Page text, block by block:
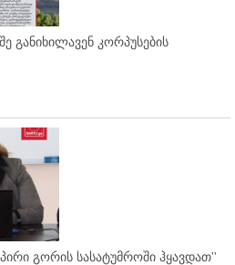
განიხილავენ კორპუსების
გორის სასატუმროში ჰყავდათ''